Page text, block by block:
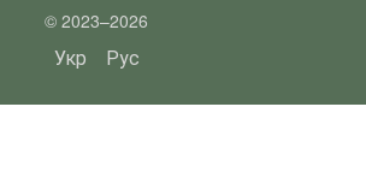
© 2023–2026
Укр Рус